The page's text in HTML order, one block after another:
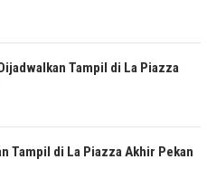
Tampil di La Piazza
Tampil di La Piazza Akhir Pekan